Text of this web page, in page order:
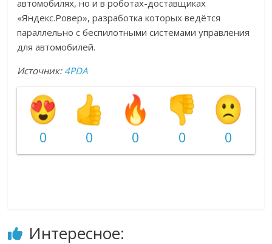
автомобилях, но и в роботах-доставщиках
«Яндекс.Ровер», разработка которых ведётся
параллельно с беспилотными системами управления
для автомобилей.
Источник: 4PDA
0 0 0 0 0
Интересное: